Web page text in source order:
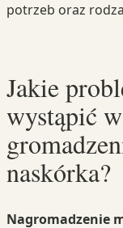
potrzeb oraz
Jakie
wystąpić
naskórka?
Nagromadzenie